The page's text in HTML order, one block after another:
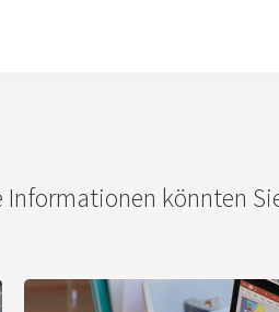
Informationen könnten